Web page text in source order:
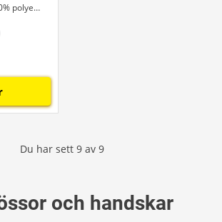
Tillverkad av 100% polyester
Du har sett 9 av 9
och handskar